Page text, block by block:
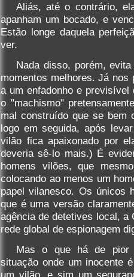
Aliás, até o contrário,
apanham um bocado, e
Estão longe daquela
ver.
Nada disso, porém,
momentos melhores. Já nos
a um enfadonho e
o "machismo"
mal construído que se bem
logo em seguida, após
vilão fica apaixonado por
deveria sê-lo mais.) É
homens vilões, que
colocando ao menos um
papel vilanesco. Os únicos
que é uma versão
agência de detetives local, a
rede global de espionagem
Mas o que há de pior
situação onde um inocente